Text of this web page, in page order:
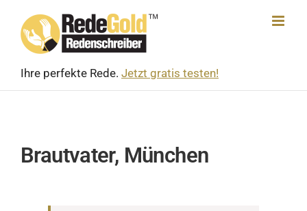
content
Ihre perfekte Rede. Jetzt gratis testen!
Brautvater, München